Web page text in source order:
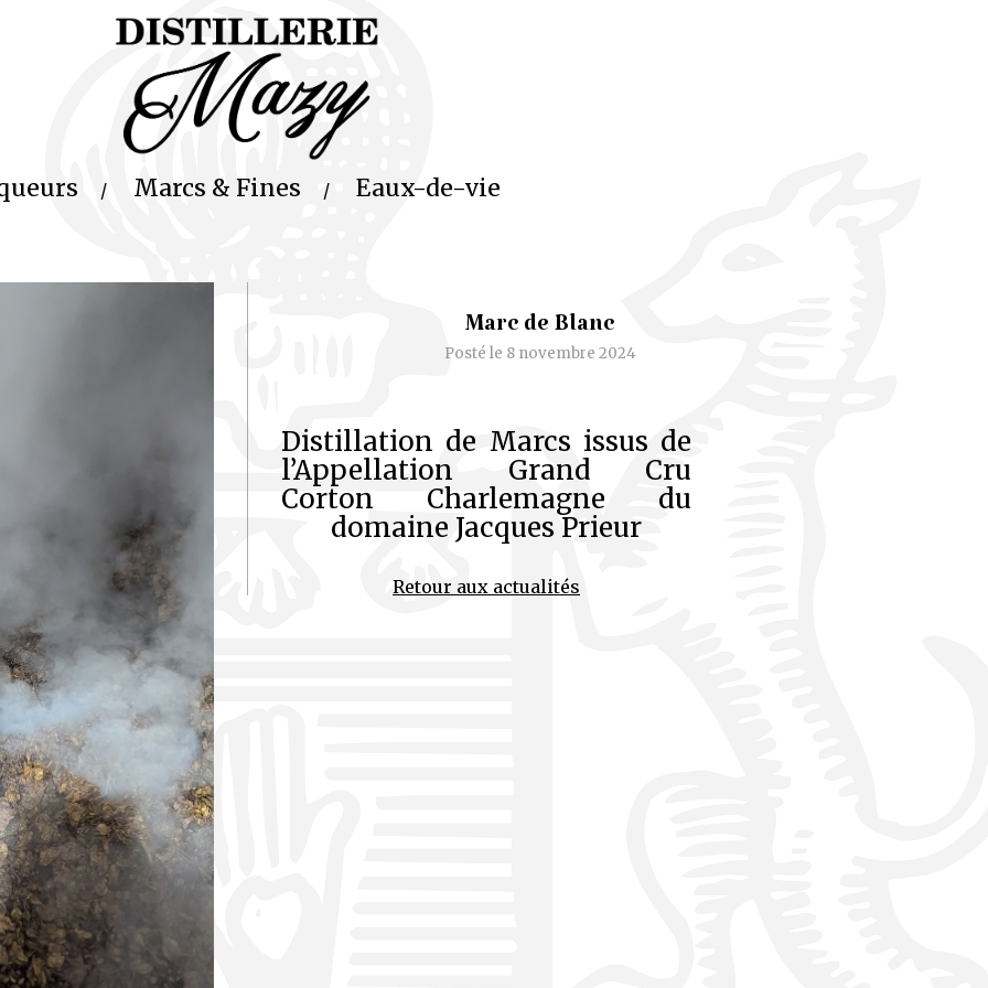
Marcs & Fines Eaux-de-vie
Marc de Blanc
Posté le 8 novembre 2024
Distillation de Marcs issus de
l’Appellation Grand Cru
Corton Charlemagne du
domaine Jacques Prieur
Retour aux actualités